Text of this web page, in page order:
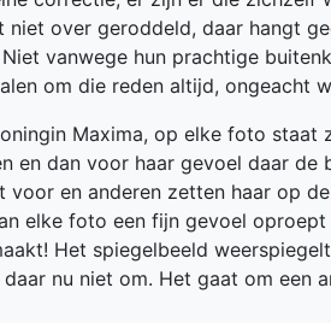
over geroddeld, daar hangt
vanwege hun prachtige
om die reden altijd, ongeacht
Maxima, op elke foto
en dan voor haar gevoel daar
voor en anderen zetten haar op
elke foto een fijn gevoel
Het spiegelbeeld
nu niet om. Het gaat om een